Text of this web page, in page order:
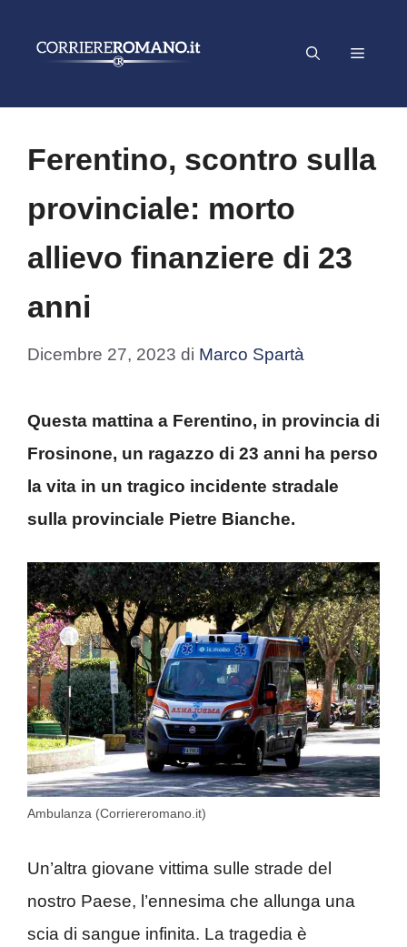
Menu
Ferentino, scontro sulla
provinciale: morto
allievo finanziere di 23
anni
Dicembre 27, 2023 di Marco Spartà
Questa mattina a Ferentino, in provincia di
Frosinone, un ragazzo di 23 anni ha perso
la vita in un tragico incidente stradale
sulla provinciale Pietre Bianche.
Ambulanza (Corriereromano.it)
Un’altra giovane vittima sulle strade del
nostro Paese, l’ennesima che allunga una
scia di sangue infinita. La tragedia è